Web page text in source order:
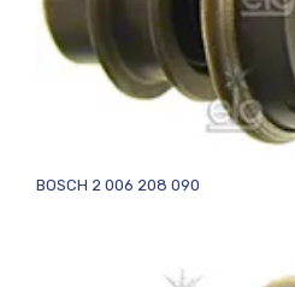
BOSCH 2 006 208 090